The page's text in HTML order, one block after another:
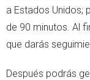
a Estados Unidos;
de 90 minutos. Al
que darás
Después podrás